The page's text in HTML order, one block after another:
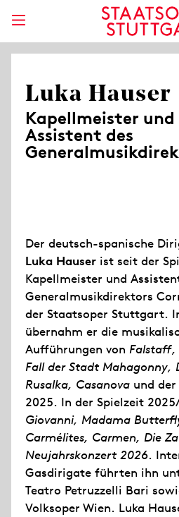
Luka Hauser
Kapellmeister und
Assistent des
Der deutsch-spanische
Luka Hauser ist seit der
Kapellmeister und
Generalmusikdirektors
der Staatsoper Stuttgart.
übernahm er die
Aufführungen von Falstaff,
Fall der Stadt Mahagonny,
Rusalka, Casanova und
2025. In der Spielzeit
Giovanni, Madama
Carmélites, Carmen, Die
Neujahrskonzert 2026.
Gasdirigate führten ihn
Teatro Petruzzelli Bari
Volksoper Wien. Luka